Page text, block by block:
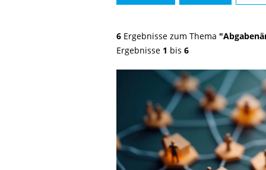
6Ergebnisse zum Thema
Ergebnisse 1 bis 6